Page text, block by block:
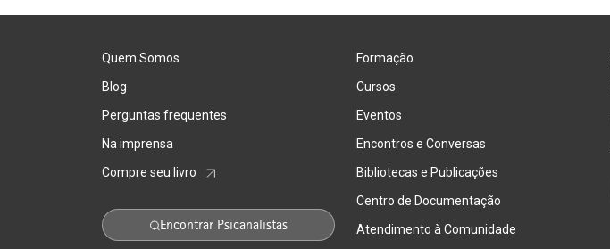
Quem Somos
Blog
Perguntas frequentes
Na imprensa
Compre seu livro
Encontrar Psicanalistas
Formação
Cursos
Eventos
Encontros e Conversas
Bibliotecas e Publicações
Centro de Documentação
Atendimento à Comunidade